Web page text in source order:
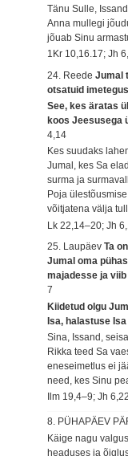
Tänu Sulle,
Anna mullegi
jõuab Sinu
1Kr 10,16.17; Jh
24. ReedeJumal
otsatuid
See, kes äratas
koos Jeesusega
4,14
Kes suudaks
Jumal, kes Sa
surma ja
Poja
võitjatena välja
Lk 22,14–20; Jh
25. LaupäevTa
Jumal oma
majadesse ja
7
Kiidetud olgu
Isa, halastuse
Sina, Issand,
Rikka teed Sa
eneseimetlus ei
need, kes Sinu
Ilm 19,4–9; Jh
8. PÜHAPÄEV
Käige nagu
headuses ja